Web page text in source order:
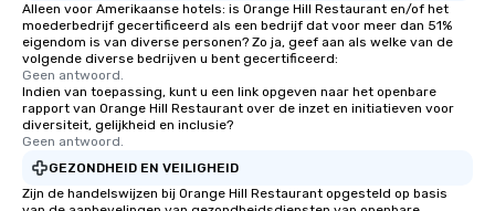
Alleen voor Amerikaanse hotels: is Orange Hill Restaurant en/of het
moederbedrijf gecertificeerd als een bedrijf dat voor meer dan 51%
eigendom is van diverse personen? Zo ja, geef aan als welke van de
volgende diverse bedrijven u bent gecertificeerd:
Geen antwoord.
Indien van toepassing, kunt u een link opgeven naar het openbare
rapport van Orange Hill Restaurant over de inzet en initiatieven voor
diversiteit, gelijkheid en inclusie?
Geen antwoord.
GEZONDHEID EN VEILIGHEID
Zijn de handelswijzen bij Orange Hill Restaurant opgesteld op basis